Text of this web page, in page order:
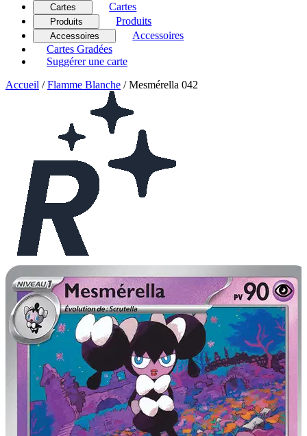
Cartes Cartes
Produits Produits
Accessoires
Accessoires
Cartes Gradées
Suggérer une carte
Accueil / Flamme Blanche / Mesmérella 042